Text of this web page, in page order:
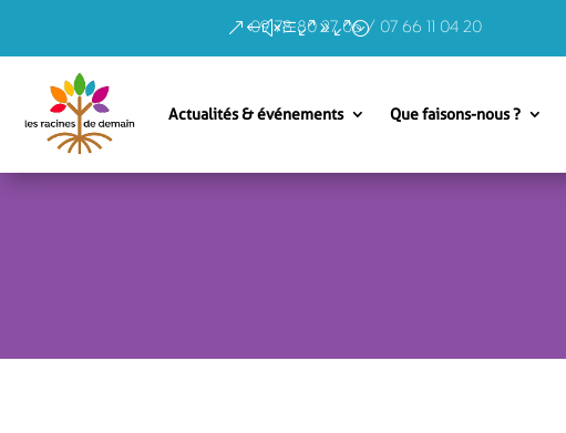
09 78 80 27 06 / 07 66 11 04 20
Actualités & événements Que faisons-nous ?